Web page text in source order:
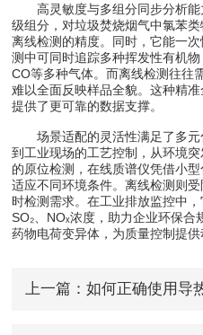
高灵敏度与多组分同步分析能
级组分，对垃圾焚烧烟气中氯苯
离线检测的精度。同时，它能一
测中可同时追踪多种挥发性有机物
CO等多种气体。而离线检测往往
难以全面反映样品全貌。这种精
提供了更可靠的数据支撑。
场景适配的灵活性满足了多元
到工业现场的工艺控制，从环境
的原位检测，在线质谱仪凭借小
适应不同环境条件。离线检测则
时检测需求。在工业排放监控中
SO₂、NOₓ浓度，助力企业环保
药物电荷变异体，为质量控制提供
上一篇： 如何正确使用导热